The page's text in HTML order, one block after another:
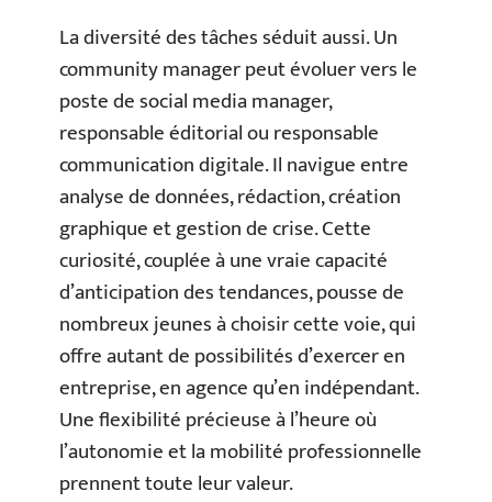
La diversité des tâches séduit aussi. Un
community manager peut évoluer vers le
poste de social media manager,
responsable éditorial ou responsable
communication digitale. Il navigue entre
analyse de données, rédaction, création
graphique et gestion de crise. Cette
curiosité, couplée à une vraie capacité
d’anticipation des tendances, pousse de
nombreux jeunes à choisir cette voie, qui
offre autant de possibilités d’exercer en
entreprise, en agence qu’en indépendant.
Une flexibilité précieuse à l’heure où
l’autonomie et la mobilité professionnelle
prennent toute leur valeur.